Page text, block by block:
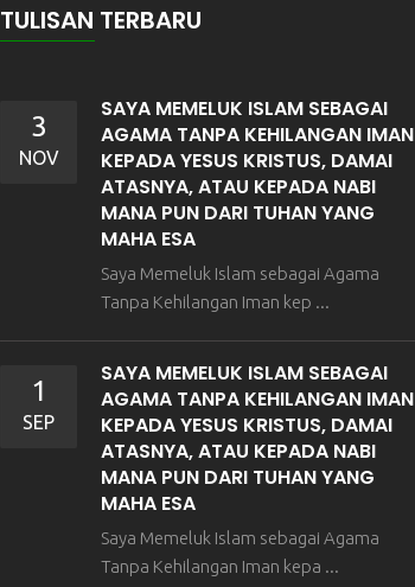
TULISAN TERBARU
3
NOV
SAYA MEMELUK ISLAM SEBAGAI
AGAMA TANPA KEHILANGAN IMAN
KEPADA YESUS KRISTUS, DAMAI
ATASNYA, ATAU KEPADA NABI
MANA PUN DARI TUHAN YANG
MAHA ESA
Saya Memeluk Islam sebagai Agama
Tanpa Kehilangan Iman kep ...
1
SEP
SAYA MEMELUK ISLAM SEBAGAI
AGAMA TANPA KEHILANGAN IMAN
KEPADA YESUS KRISTUS, DAMAI
ATASNYA, ATAU KEPADA NABI
MANA PUN DARI TUHAN YANG
MAHA ESA
Saya Memeluk Islam sebagai Agama
Tanpa Kehilangan Iman kepa ...